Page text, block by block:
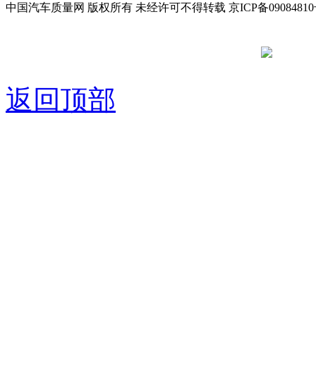
中国汽车质量网 版权所有 未经许可不得转载 京ICP备09084810
返回顶部